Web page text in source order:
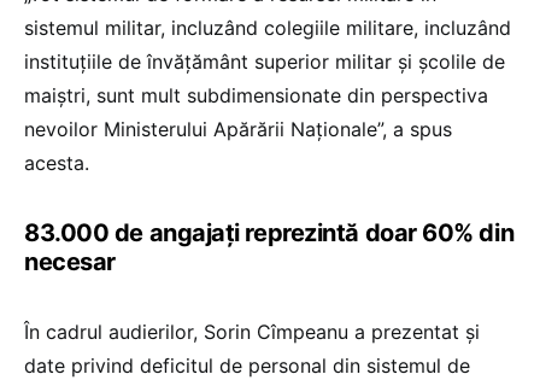
sistemul militar, incluzând colegiile militare, incluzând
instituțiile de învățământ superior militar și școlile de
maiștri, sunt mult subdimensionate din perspectiva
nevoilor Ministerului Apărării Naționale”, a spus
acesta.
83.000 de angajați reprezintă doar 60% din
necesar
În cadrul audierilor, Sorin Cîmpeanu a prezentat și
date privind deficitul de personal din sistemul de